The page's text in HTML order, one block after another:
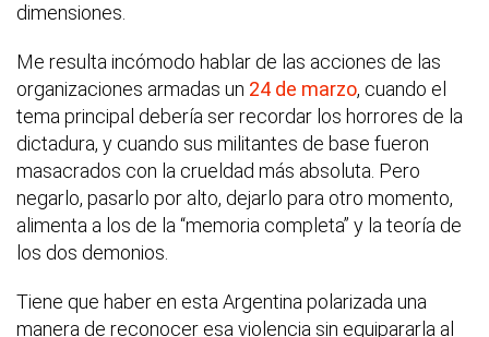
dimensiones.
Me resulta incómodo hablar de las acciones de las
organizaciones armadas un 24 de marzo, cuando el
tema principal debería ser recordar los horrores de la
dictadura, y cuando sus militantes de base fueron
masacrados con la crueldad más absoluta. Pero
negarlo, pasarlo por alto, dejarlo para otro momento,
alimenta a los de la “memoria completa” y la teoría de
los dos demonios.
Tiene que haber en esta Argentina polarizada una
manera de reconocer esa violencia sin equipararla al